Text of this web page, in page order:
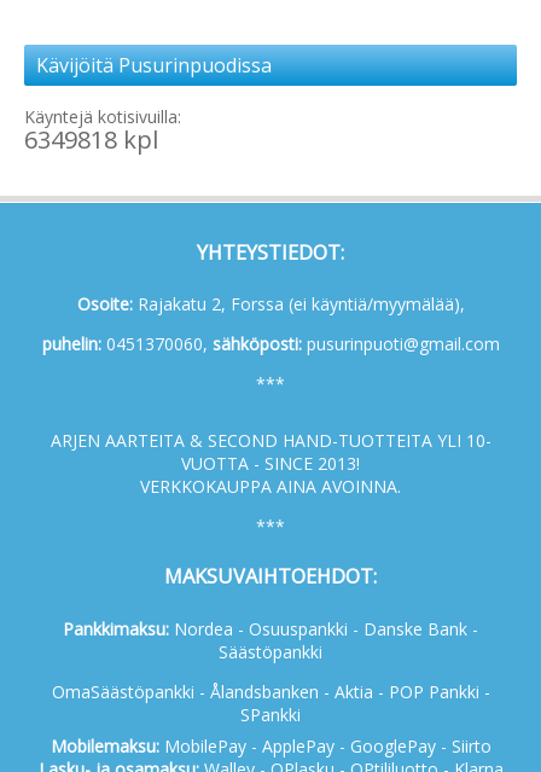
Kävijöitä Pusurinpuodissa
Käyntejä kotisivuilla:
6349818 kpl
YHTEYSTIEDOT:
Osoite:Rajakatu 2, Forssa (ei käyntiä/myymälää),
puhelin:0451370060, sähköposti:pusurinpuoti@gmail.com
***
ARJEN AARTEITA & SECOND HAND-TUOTTEITA YLI 10-
VUOTTA - SINCE 2013!
VERKKOKAUPPA AINA AVOINNA.
***
MAKSUVAIHTOEHDOT:
Pankkimaksu: Nordea - Osuuspankki - Danske Bank -
Säästöpankki
OmaSäästöpankki - Ålandsbanken - Aktia - POP Pankki -
SPankki
Mobilemaksu:MobilePay - ApplePay - GooglePay - Siirto